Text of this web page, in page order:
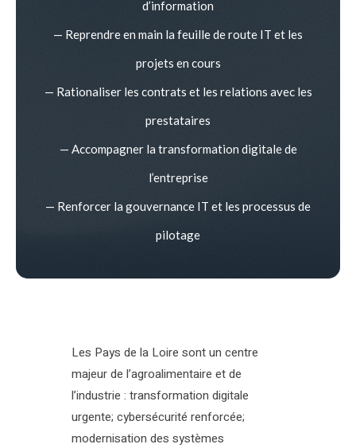
d’information
— Reprendre en main la feuille de route IT et les
projets en cours
— Rationaliser les contrats et les relations avec les
prestataires
— Accompagner la transformation digitale de
l’entreprise
— Renforcer la gouvernance IT et les processus de
pilotage
Les Pays de la Loire sont un centre
majeur de l’agroalimentaire et de
l’industrie : transformation digitale
urgente; cybersécurité renforcée;
modernisation des systèmes